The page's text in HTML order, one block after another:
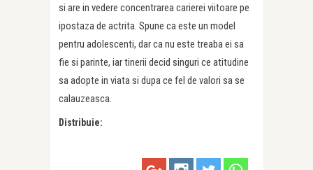
si are in vedere concentrarea carierei viitoare pe
ipostaza de actrita. Spune ca este un model
pentru adolescenti, dar ca nu este treaba ei sa
fie si parinte, iar tinerii decid singuri ce atitudine
sa adopte in viata si dupa ce fel de valori sa se
calauzeasca.
Distribuie: